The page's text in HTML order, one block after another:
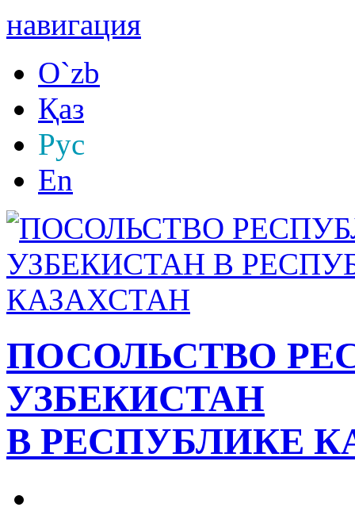
навигация
O`zb
Қаз
Рус
En
ПОСОЛЬСТВО
УЗБЕКИСТАН
В РЕСПУБЛИКЕ